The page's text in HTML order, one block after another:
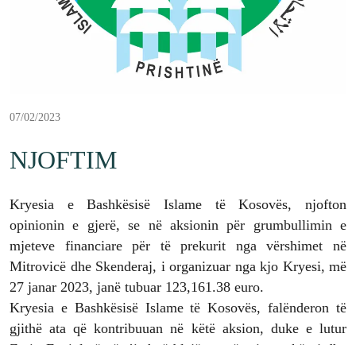
07/02/2023
NJOFTIM
Kryesia e Bashkësisë Islame të Kosovës, njofton
opinionin e gjerë, se në aksionin për grumbullimin e
mjeteve financiare për të prekurit nga vërshimet në
Mitrovicë dhe Skenderaj, i organizuar nga kjo Kryesi, më
27 janar 2023, janë tubuar 123,161.38 euro.
Kryesia e Bashkësisë Islame të Kosovës, falënderon të
gjithë ata që kontribuuan në këtë aksion, duke e lutur